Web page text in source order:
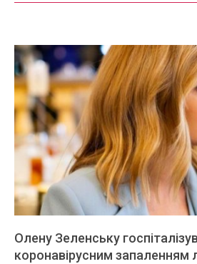
Олену Зеленську
коронавірусним запаленням